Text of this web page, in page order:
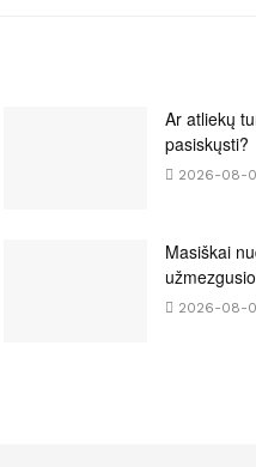
Ar atliekų
pasiskųsti?
2026-08-
Masiškai
2026-08-